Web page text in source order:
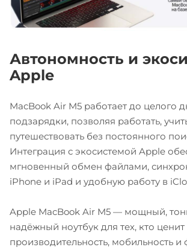
Автономность и
Apple
MacBook Air M5 работает до целого
подзарядки, позволяя работать,
путешествовать без постоянного
Интеграция с экосистемой Apple
мгновенный обмен файлами,
iPhone и iPad и удобную работу в
Apple MacBook Air M5 — мощный,
надёжный ноутбук для тех, кто ценит
производительность, мобильность